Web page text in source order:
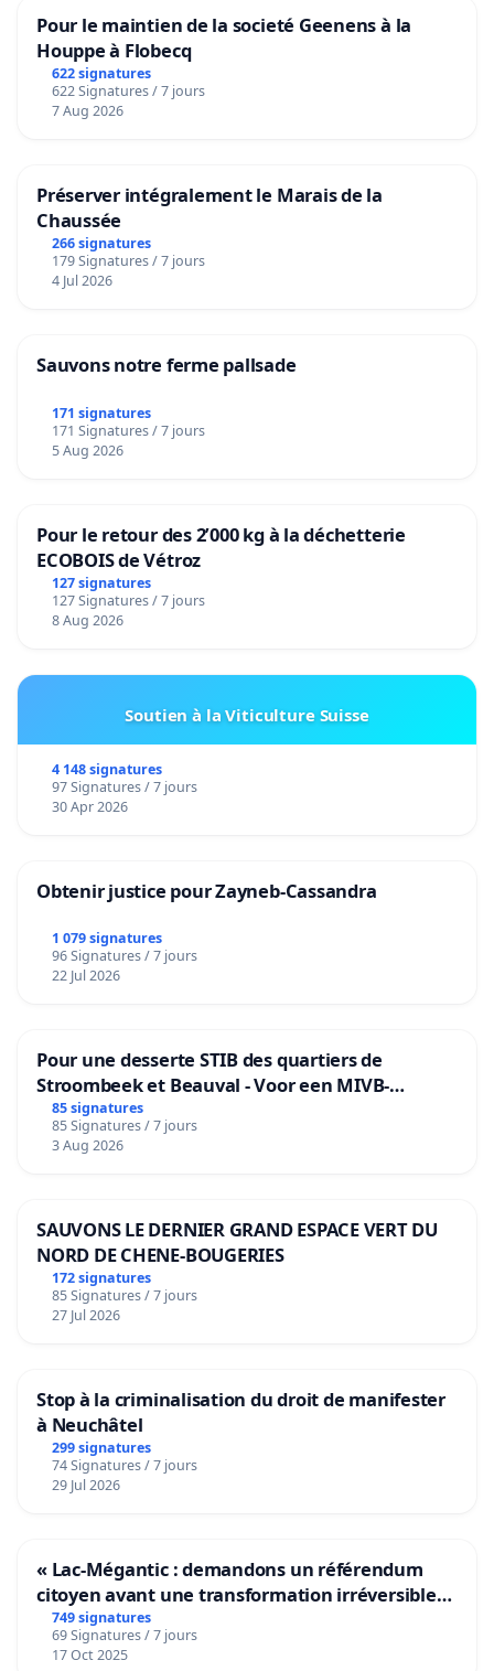
Pour le maintien de la societé Geenens à la
Houppe à Flobecq
622 signatures
622 Signatures / 7 jours
7 Aug 2026
Préserver intégralement le Marais de la
Chaussée
266 signatures
179 Signatures / 7 jours
4 Jul 2026
Sauvons notre ferme pallsade
171 signatures
171 Signatures / 7 jours
5 Aug 2026
Pour le retour des 2’000 kg à la déchetterie
ECOBOIS de Vétroz
127 signatures
127 Signatures / 7 jours
8 Aug 2026
Soutien à la Viticulture Suisse
4 148 signatures
97 Signatures / 7 jours
30 Apr 2026
Obtenir justice pour Zayneb-Cassandra
1 079 signatures
96 Signatures / 7 jours
22 Jul 2026
Pour une desserte STIB des quartiers de
Stroombeek et Beauval - Voor een MIVB-
bediening van de wijken Strombeek en Het
Voor
85 signatures
85 Signatures / 7 jours
3 Aug 2026
SAUVONS LE DERNIER GRAND ESPACE VERT DU
NORD DE CHENE-BOUGERIES
172 signatures
85 Signatures / 7 jours
27 Jul 2026
Stop à la criminalisation du droit de manifester
à Neuchâtel
299 signatures
74 Signatures / 7 jours
29 Jul 2026
« Lac-Mégantic : demandons un référendum
citoyen avant une transformation irréversible
de notre territoire »
749 signatures
69 Signatures / 7 jours
17 Oct 2025